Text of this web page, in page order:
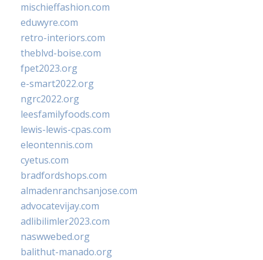
mischieffashion.com
eduwyre.com
retro-interiors.com
theblvd-boise.com
fpet2023.org
e-smart2022.org
ngrc2022.org
leesfamilyfoods.com
lewis-lewis-cpas.com
eleontennis.com
cyetus.com
bradfordshops.com
almadenranchsanjose.com
advocatevijay.com
adlibilimler2023.com
naswwebed.org
balithut-manado.org